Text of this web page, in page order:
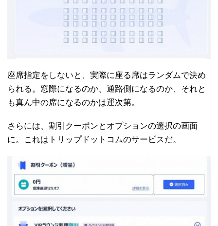
座席指定をしないと、実際に座る席はランダムで決め
られる。窓際になるのか、通路側になるのか、それと
も真ん中の席になるのかは運次第。
さらには、割引クーポンとオプションの選択の画面
に。これはトリップドットコムのサービスだ。